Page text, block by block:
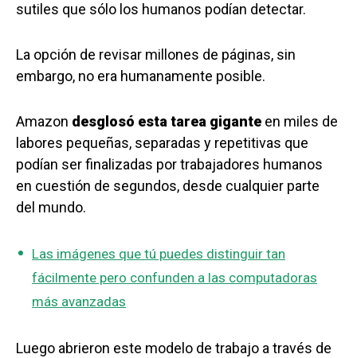
sutiles que sólo los humanos podían detectar.
La opción de revisar millones de páginas, sin
embargo, no era humanamente posible.
Amazon desglosó esta tarea gigante en miles de
labores pequeñas, separadas y repetitivas que
podían ser finalizadas por trabajadores humanos
en cuestión de segundos, desde cualquier parte
del mundo.
Las imágenes que tú puedes distinguir tan
fácilmente pero confunden a las computadoras
más avanzadas
Luego abrieron este modelo de trabajo a través de